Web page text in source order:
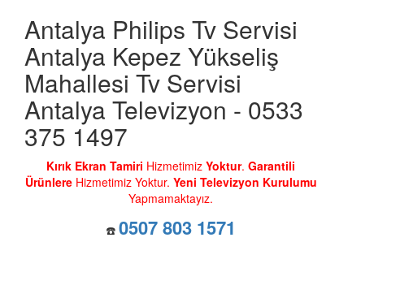
Antalya Philips Tv Servisi
Antalya Kepez Yükseliş
Mahallesi Tv Servisi
Antalya Televizyon - 0533
375 1497
Kırık Ekran Tamiri Hizmetimiz Yoktur. Garantili
Ürünlere Hizmetimiz Yoktur. Yeni Televizyon Kurulumu
Yapmamaktayız.
☎️ 0507 803 1571